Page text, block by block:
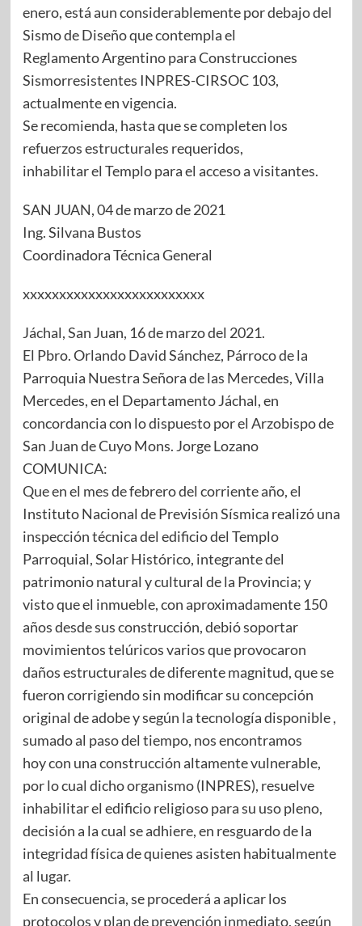
enero, está aun considerablemente por debajo del
Sismo de Diseño que contempla el
Reglamento Argentino para Construcciones
Sismorresistentes INPRES-CIRSOC 103,
actualmente en vigencia.
Se recomienda, hasta que se completen los
refuerzos estructurales requeridos,
inhabilitar el Templo para el acceso a visitantes.
SAN JUAN, 04 de marzo de 2021
Ing. Silvana Bustos
Coordinadora Técnica General
xxxxxxxxxxxxxxxxxxxxxxxxx
Jáchal, San Juan, 16 de marzo del 2021.
El Pbro. Orlando David Sánchez, Párroco de la
Parroquia Nuestra Señora de las Mercedes, Villa
Mercedes, en el Departamento Jáchal, en
concordancia con lo dispuesto por el Arzobispo de
San Juan de Cuyo Mons. Jorge Lozano
COMUNICA:
Que en el mes de febrero del corriente año, el
Instituto Nacional de Previsión Sísmica realizó una
inspección técnica del edificio del Templo
Parroquial, Solar Histórico, integrante del
patrimonio natural y cultural de la Provincia; y
visto que el inmueble, con aproximadamente 150
años desde sus construcción, debió soportar
movimientos telúricos varios que provocaron
daños estructurales de diferente magnitud, que se
fueron corrigiendo sin modificar su concepción
original de adobe y según la tecnología disponible ,
sumado al paso del tiempo, nos encontramos
hoy con una construcción altamente vulnerable,
por lo cual dicho organismo (INPRES), resuelve
inhabilitar el edificio religioso para su uso pleno,
decisión a la cual se adhiere, en resguardo de la
integridad física de quienes asisten habitualmente
al lugar.
En consecuencia, se procederá a aplicar los
protocolos y plan de prevención inmediato, según